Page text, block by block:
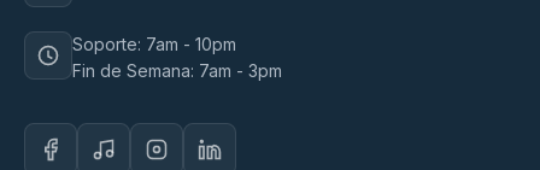
Soporte: 7am - 10pm
Fin de Semana: 7am - 3pm